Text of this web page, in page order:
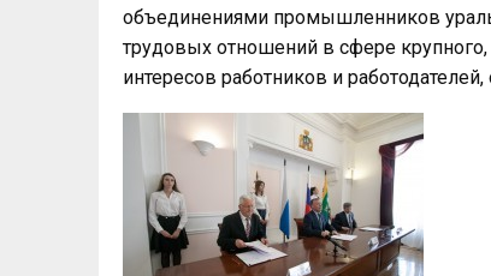
объединениями промышленников
трудовых отношений в сфере
интересов работников и